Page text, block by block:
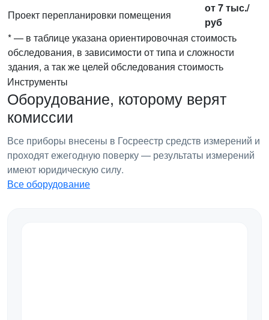
Проект перепланировки помещения
от 7 тыс./
руб
* — в таблице указана ориентировочная стоимость
обследования, в зависимости от типа и сложности
здания, а так же целей обследования стоимость
Инструменты
Оборудование, которому верят
комиссии
Все приборы внесены в Госреестр средств измерений и
проходят ежегодную поверку — результаты измерений
имеют юридическую силу.
Все оборудование